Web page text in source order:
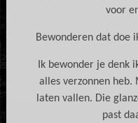
voor
Bewonderen dat doe
Ik bewonder je denk
alles verzonnen heb.
laten vallen. Die
past